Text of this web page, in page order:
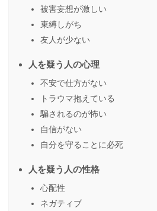
被害妄想が激しい
束縛しがち
友人が少ない
人を疑う人の心理
不安で仕方がない
トラウマ抱えている
騙されるのが怖い
自信がない
自分を守ることに必死
人を疑う人の性格
心配性
ネガティブ